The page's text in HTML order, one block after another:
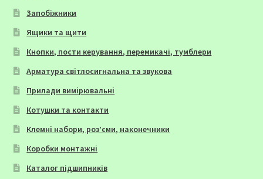
Запобіжники
Ящики та щити
Кнопки, пости керування, перемикачі, тумблери
Арматура світлосигнальна та звукова
Прилади вимірювальні
Котушки та контакти
Клемні набори, роз’єми, наконечники
Коробки монтажні
Каталог підшипників